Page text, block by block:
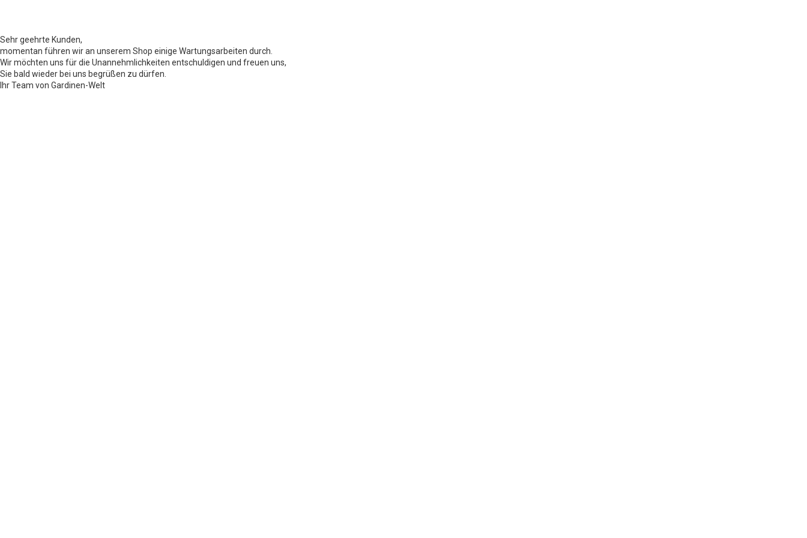
Sehr geehrte Kunden,
momentan führen wir an unserem Shop einige Wartungsarbeiten durch.
Wir möchten uns für die Unannehmlichkeiten entschuldigen und freuen uns,
Sie bald wieder bei uns begrüßen zu dürfen.
Ihr Team von Gardinen-Welt